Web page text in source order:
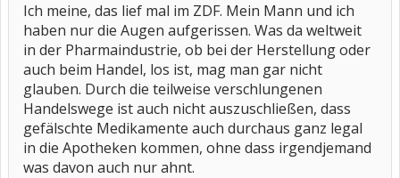
Ich meine, das lief mal im ZDF. Mein Mann und ich
haben nur die Augen aufgerissen. Was da weltweit
in der Pharmaindustrie, ob bei der Herstellung oder
auch beim Handel, los ist, mag man gar nicht
glauben. Durch die teilweise verschlungenen
Handelswege ist auch nicht auszuschließen, dass
gefälschte Medikamente auch durchaus ganz legal
in die Apotheken kommen, ohne dass irgendjemand
was davon auch nur ahnt.